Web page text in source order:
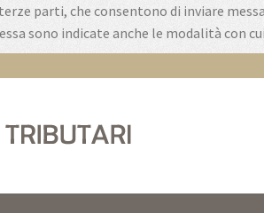
parti, che consentono di inviare
sono indicate anche le modalità con